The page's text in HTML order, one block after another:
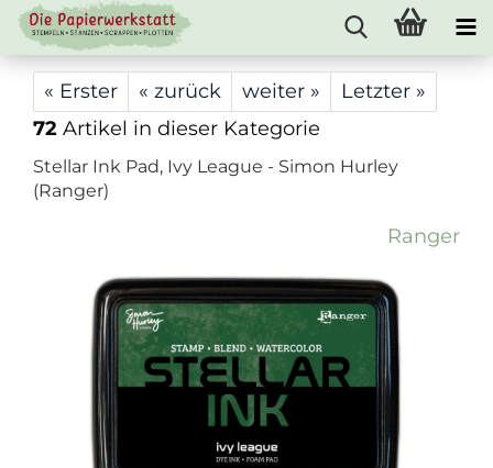
« Erster « zurück weiter »
Letzter »
72 Artikel in dieser Kategorie
Stellar Ink Pad, Ivy League - Simon Hurley
(Ranger)
Ranger